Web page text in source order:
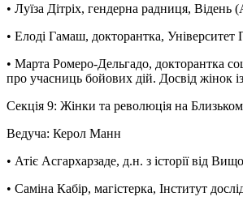
• Луїза Дітріх, гендерна радниця,
• Елоді Гамаш, докторантка,
• Марта Ромеро-Дельгадо, докторантка
про учасниць бойових дій. Досвід жінок
Секція 9: Жінки та революція на
Ведуча: Керол Манн
• Атіє Асгархарзаде, д.н. з історії від
• Саміна Кабір, магістерка, Інститут